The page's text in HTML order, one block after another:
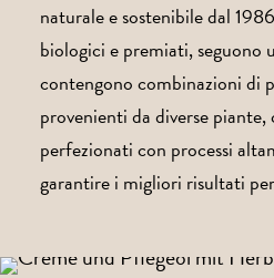
naturale e sostenibile dal
biologici e premiati, seguono
contengono combinazioni di
provenienti da diverse piante,
perfezionati con processi
garantire i migliori risultati